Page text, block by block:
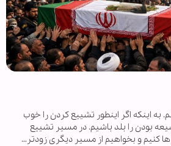
به اینکه اگر اینطور تشییع کردن را خوب
بودن را بلد باشیم. در مسیر تشییع
کنیم و بخواهیم از مسیر دیگری زودتر…